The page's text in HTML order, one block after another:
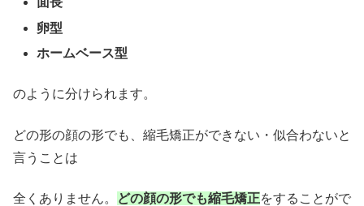
卵型
ホームベース型
のように分けられます。
どの形の顔の形でも、縮毛矯正ができない・似合わないと
言うことは
全くありません。 どの顔の形でも縮毛矯正をすることがで